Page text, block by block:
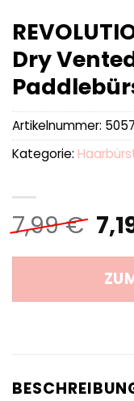
Dry
7,99€
Artikelnummer:
Kategorie: